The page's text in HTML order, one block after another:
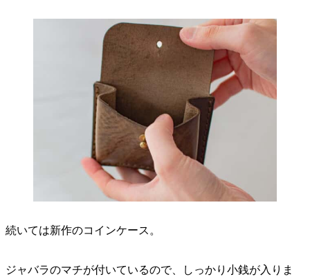
続いては新作のコインケース。
ジャバラのマチが付いているので、しっかり小銭が入りま